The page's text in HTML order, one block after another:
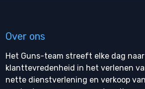
Over ons
Het Guns-team streeft elke dag
klanttevredenheid in het verlenen
nette dienstverlening en verkoop